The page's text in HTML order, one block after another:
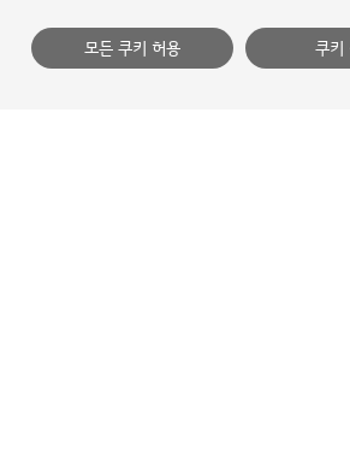
모든 쿠키 허용 쿠키